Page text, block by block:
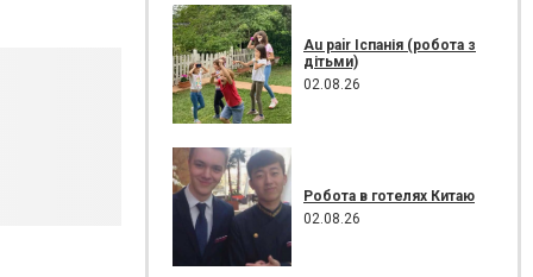
Au pair Іспанія (робота з
дітьми)
02.08.26
Робота в готелях Китаю
02.08.26